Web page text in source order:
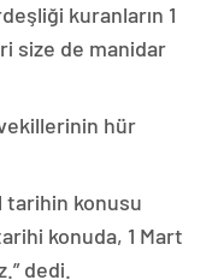
kuranların 1
size de manidar
hür
tarihin konusu
konuda, 1 Mart
dedi.